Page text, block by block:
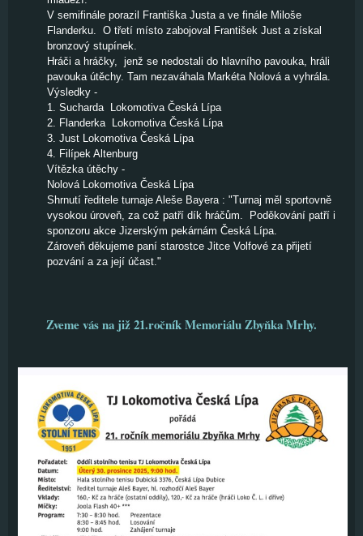
V semifinále porazil Františka Justa a ve finále Miloše
Flanderku. O třetí místo zabojoval František Just a získal
bronzový stupínek.
Hráči a hráčky, jenž se nedostali do hlavního pavouka, hráli
pavouka útěchy. Tam nezaváhala Markéta Nolová a vyhrála.
Výsledky -
1. Sucharda Lokomotiva Česká Lípa
2. Flanderka Lokomotiva Česká Lípa
3. Just Lokomotiva Česká Lípa
4. Filípek Altenburg
Vítězka útěchy -
Nolová Lokomotiva Česká Lípa
Shrnutí ředitele turnaje Aleše Bayera : "Turnaj měl sportovně
vysokou úroveň, za což patří dík hráčům. Poděkování patří i
sponzoru akce Jizerským pekárnám Česká Lípa.
Zároveň děkujeme paní starostce Jitce Volfové za přijetí
pozvání a za její účast."
Zveme vás na již 21.ročník Memoriálu Zbyňka Mrhy.